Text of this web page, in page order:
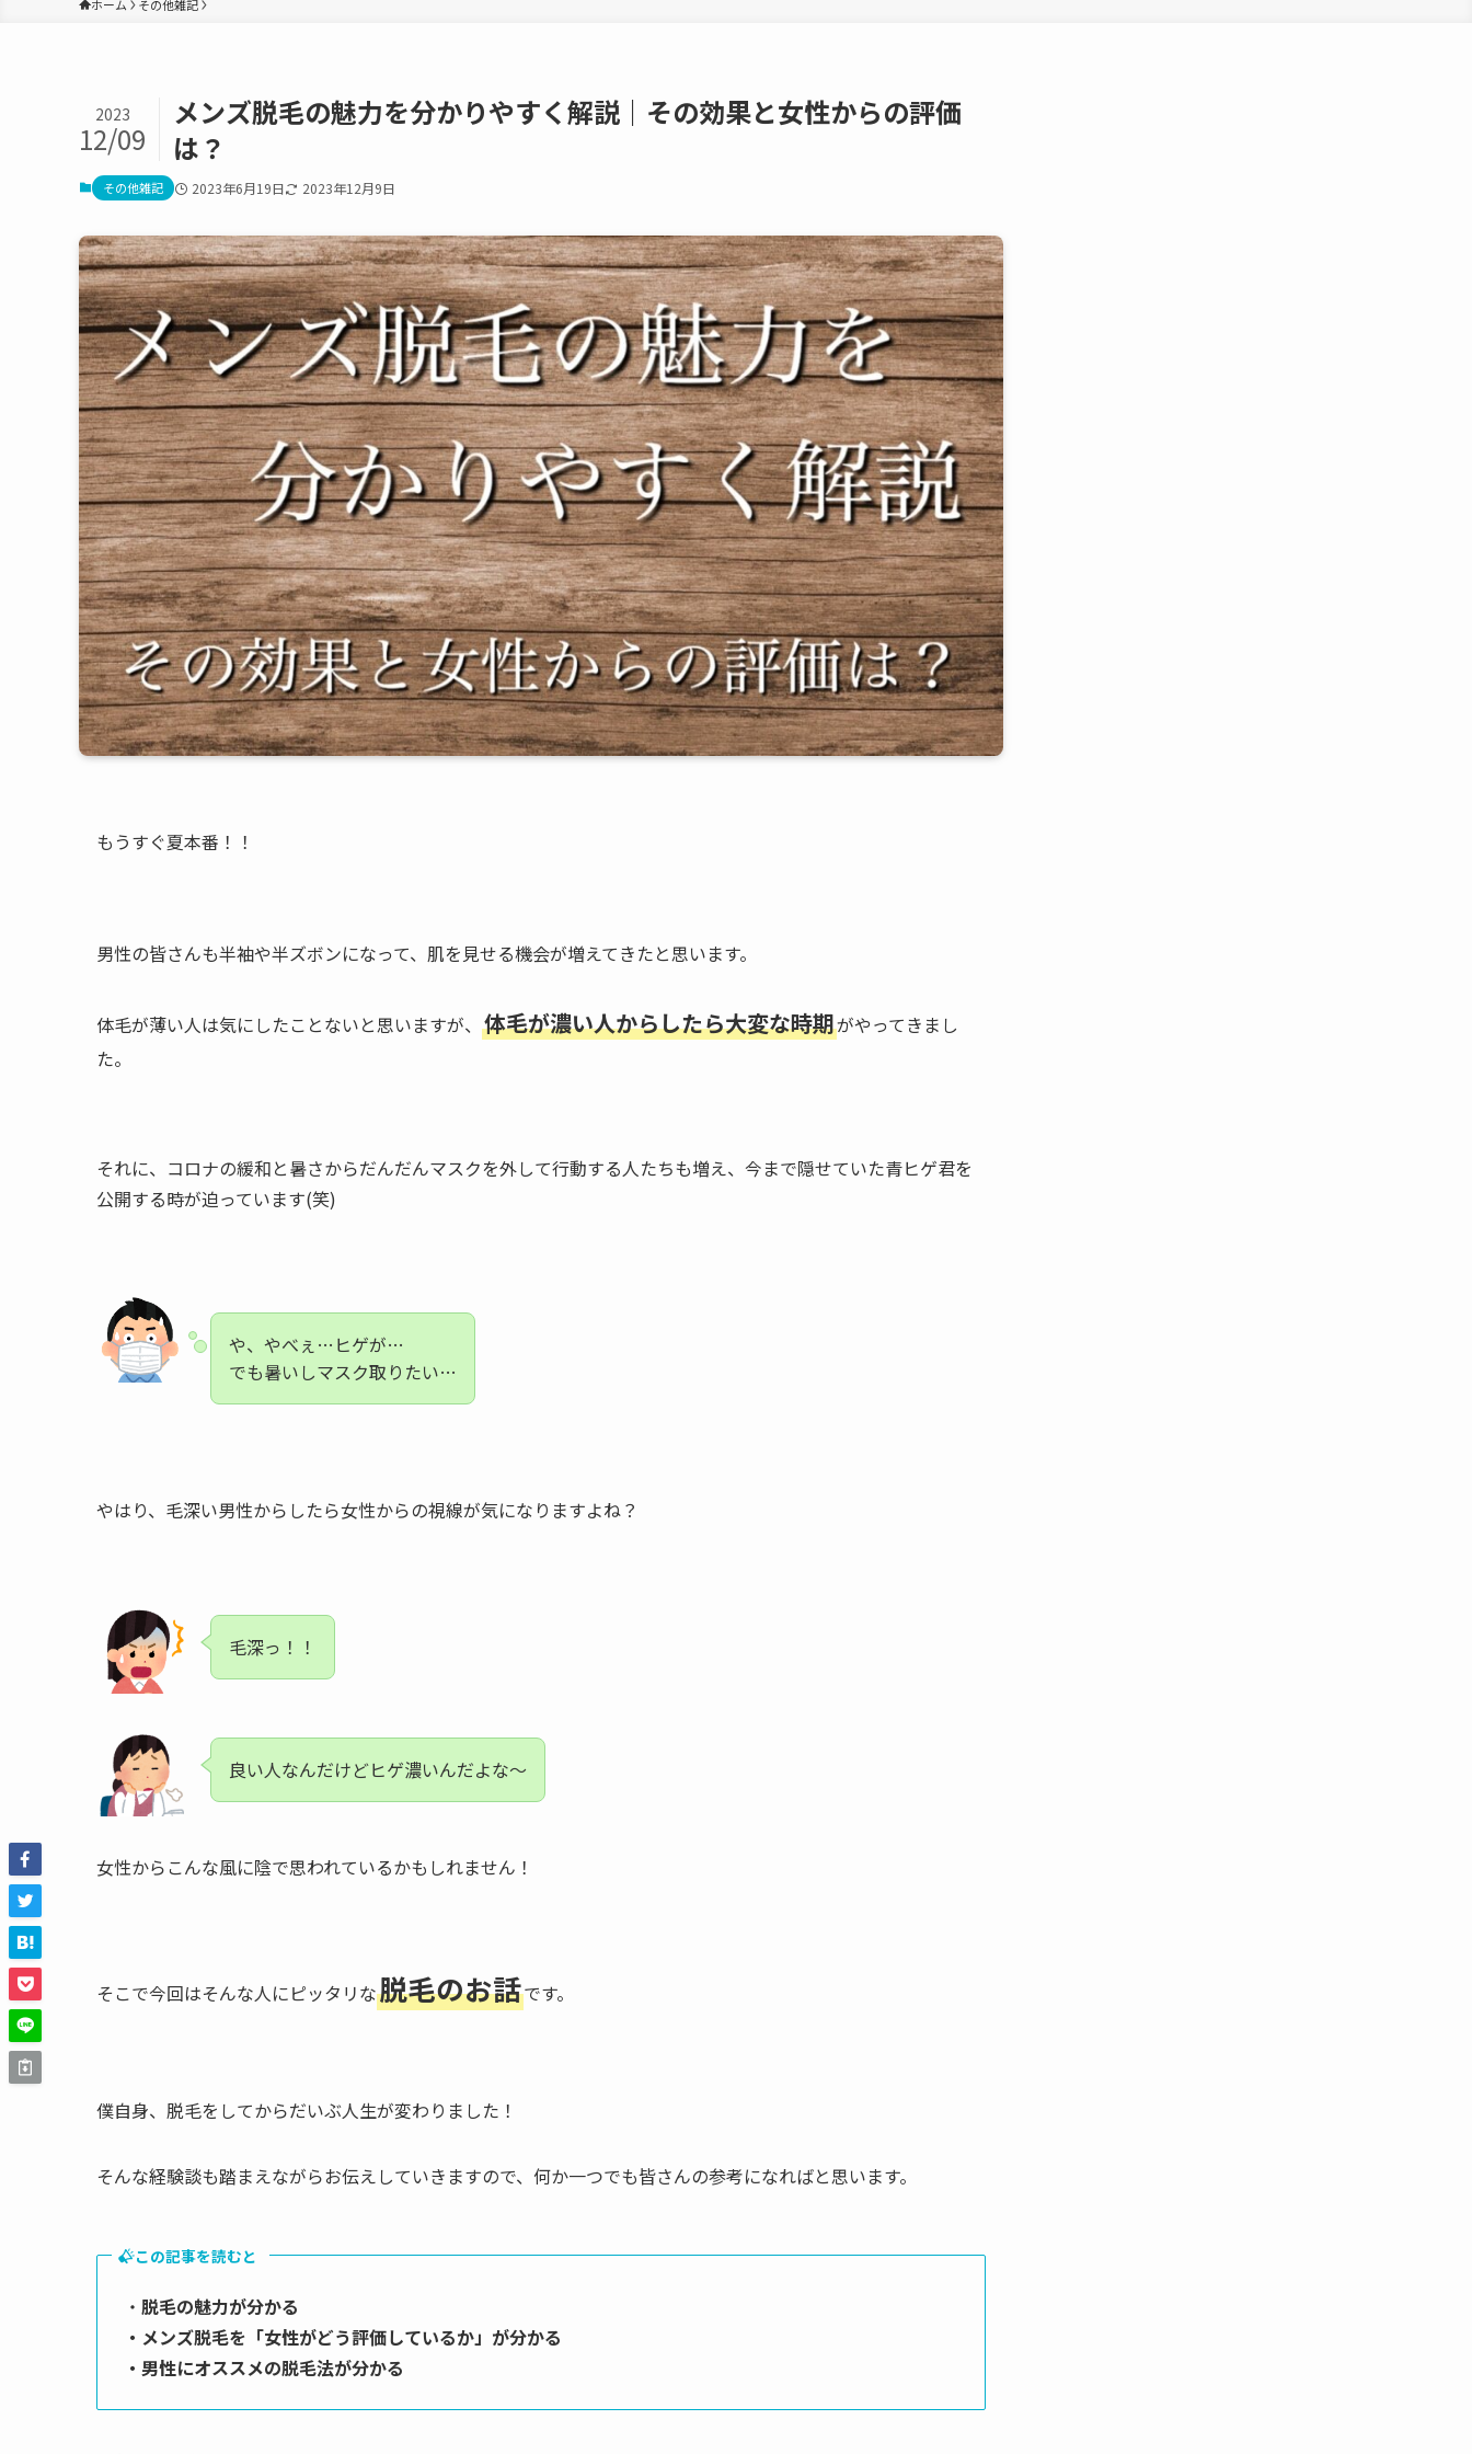
ホーム その他雑記
メンズ脱毛の魅力を分かりやすく解説｜その効果と女性からの評価
は？
2023
12/09
その他雑記 2023年6月19日 2023年12月9日
もうすぐ夏本番！！
男性の皆さんも半袖や半ズボンになって、肌を見せる機会が増えてきたと思います。
体毛が薄い人は気にしたことないと思いますが、 体毛が濃い人からしたら大変な時期がやってきまし
た。
それに、コロナの緩和と暑さからだんだんマスクを外して行動する人たちも増え、今まで隠せていた青ヒゲ君を
公開する時が迫っています(笑)
や、やべぇ…ヒゲが…
でも暑いしマスク取りたい…
やはり、毛深い男性からしたら女性からの視線が気になりますよね？
毛深っ！！
良い人なんだけどヒゲ濃いんだよな～
女性からこんな風に陰で思われているかもしれません！
そこで今回はそんな人にピッタリな脱毛のお話です。
僕自身、脱毛をしてからだいぶ人生が変わりました！
そんな経験談も踏まえながらお伝えしていきますので、何か一つでも皆さんの参考になればと思います。
この記事を読むと
・ 脱毛の魅力が分かる
・メンズ脱毛を「女性がどう評価しているか」が分かる
・男性にオススメの脱毛法が分かる